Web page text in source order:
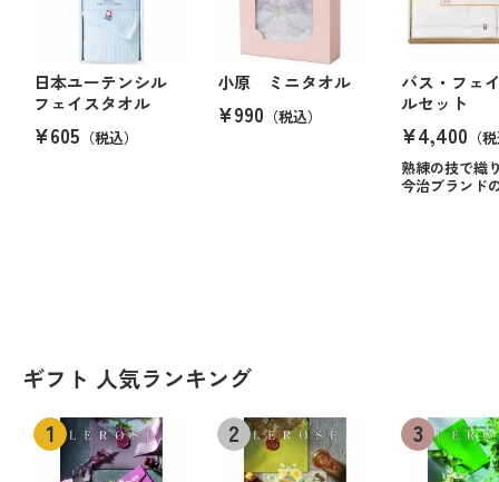
日本ユーテンシル
フェイスタオル
¥605 （税込）
小原 ミニタオル
¥990 （税込）
バス・フェ
ルセット
¥4,400 （
熟練の技で織
今治ブランド
ギフト 人気ランキング